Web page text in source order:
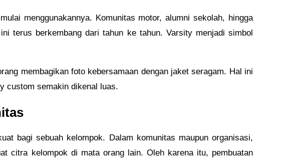
menggunakannya. Komunitas motor, alumni sekolah, hingga
terus berkembang dari tahun ke tahun. Varsity menjadi simbol
membagikan foto kebersamaan dengan jaket seragam. Hal ini
custom semakin dikenal luas.
bagi sebuah kelompok. Dalam komunitas maupun organisasi,
citra kelompok di mata orang lain. Oleh karena itu, pembuatan